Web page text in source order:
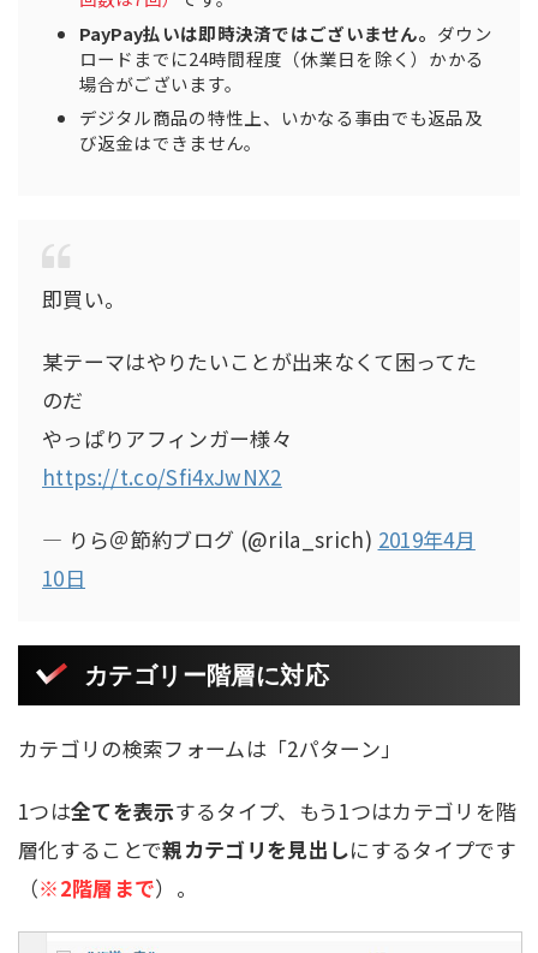
PayPay払いは即時決済ではございません。 ダウン
ロードまでに24時間程度（休業日を除く）かかる
場合がございます。
デジタル商品の特性上、いかなる事由でも返品及
び返金はできません。
即買い。
某テーマはやりたいことが出来なくて困ってた
のだ
やっぱりアフィンガー様々
https://t.co/Sfi4xJwNX2
— りら＠節約ブログ (@rila_srich) 2019年4月
10日
カテゴリー階層に対応
カテゴリの検索フォームは「2パターン」
1つは全てを表示するタイプ、もう1つはカテゴリを階
層化することで親カテゴリを見出しにするタイプです
（※2階層まで）。